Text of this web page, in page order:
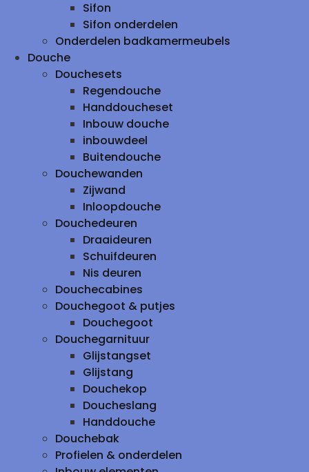
Sifon
Sifon onderdelen
Onderdelen badkamermeubels
Douche
Douchesets
Regendouche
Handdoucheset
Inbouw douche
inbouwdeel
Buitendouche
Douchewanden
Zijwand
Inloopdouche
Douchedeuren
Draaideuren
Schuifdeuren
Nis deuren
Douchecabines
Douchegoot & putjes
Douchegoot
Douchegarnituur
Glijstangset
Glijstang
Douchekop
Doucheslang
Handdouche
Douchebak
Profielen & onderdelen